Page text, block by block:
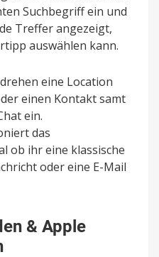
Suchbegriff ein und
Treffer angezeigt,
auswählen kann.
eine Location
einen Kontakt samt
ein.
das
ob ihr eine klassische
oder eine E-Mail
& Apple